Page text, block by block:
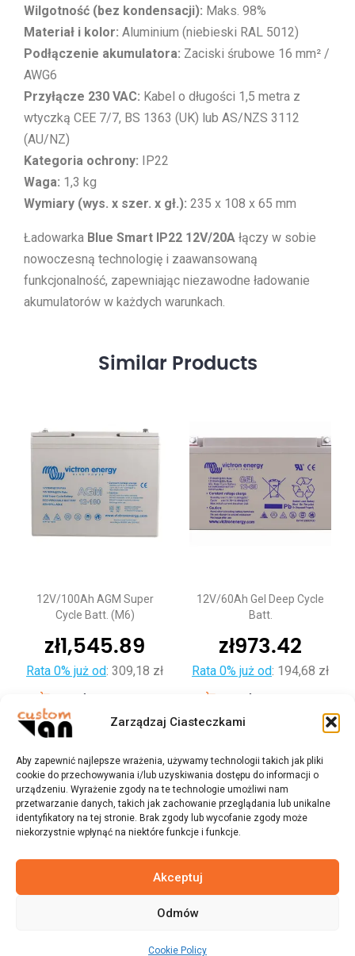
Zarządzaj Ciasteczkami
Aby zapewnić najlepsze wrażenia, używamy technologii takich jak pliki
cookie do przechowywania i/lub uzyskiwania dostępu do informacji o
urządzeniu. Wyrażenie zgody na te technologie umożliwi nam
przetwarzanie danych, takich jak zachowanie przeglądania lub unikalne
identyfikatory na tej stronie. Brak zgody lub wycofanie zgody może
niekorzystnie wpłynąć na niektóre funkcje i funkcje.
Akceptuj
Odmów
Cookie Policy
Wilgotność (bez kondensacji): Maks. 98%
Materiał i kolor: Aluminium (niebieski RAL 5012)
Podłączenie akumulatora: Zaciski śrubowe 16 mm² /
AWG6
Przyłącze 230 VAC: Kabel o długości 1,5 metra z
wtyczką CEE 7/7, BS 1363 (UK) lub AS/NZS 3112
(AU/NZ)
Kategoria ochrony: IP22
Waga: 1,3 kg
Wymiary (wys. x szer. x gł.): 235 x 108 x 65 mm
Ładowarka Blue Smart IP22 12V/20A łączy w sobie
nowoczesną technologię i zaawansowaną
funkcjonalność, zapewniając niezawodne ładowanie
akumulatorów w każdych warunkach.
Similar Products
12V/100Ah AGM Super
Cycle Batt. (M6)
zł1,545.89
Rata 0% już od: 309,18 zł
12V/60Ah Gel Deep Cycle
Batt.
zł973.42
Rata 0% już od: 194,68 zł